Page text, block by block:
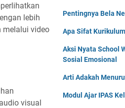
lebih
melalui video
visual
Pentingnya Bela
Apa Sifat
Aksi Nyata School
Sosial Emosional
Arti Adakah
Modul Ajar IPAS